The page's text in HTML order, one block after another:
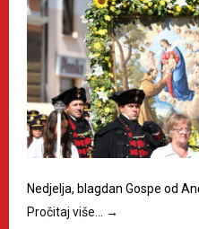
Nedjelja, blagdan Gospe od
Pročitaj više…
→